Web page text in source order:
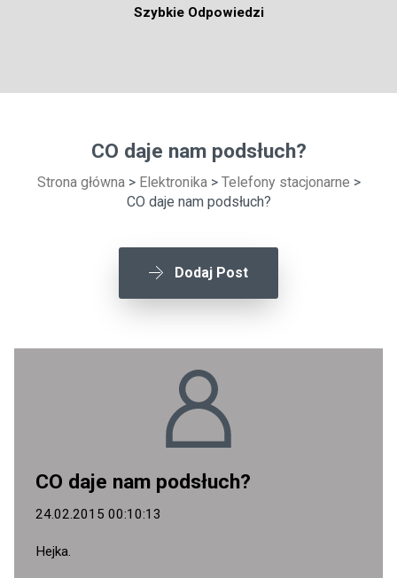
Szybkie Odpowiedzi
CO daje nam podsłuch?
Strona główna> Elektronika> Telefony stacjonarne >
CO daje nam podsłuch?
Dodaj Post
CO daje nam podsłuch?
24.02.2015 00:10:13
Hejka.